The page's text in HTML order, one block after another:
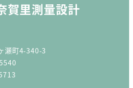
賀里測量設計
瀬町4-340-3